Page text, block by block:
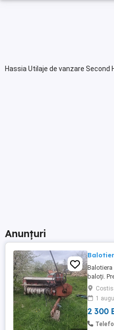
Hassia Utilaje de vanzare Second
Anunțuri
Balotiera
baloți.
mai
telefon
1
2 300